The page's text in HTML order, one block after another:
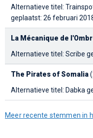
Alternatieve titel:
geplaatst: 26 februari
La Mécanique de
Alternatieve titel: Scribe
The Pirates of Somalia
Alternatieve titel: Dabka
Meer recente stemmen in